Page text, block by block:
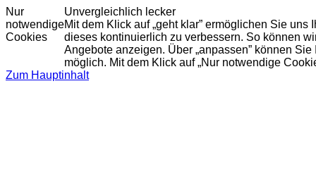
Nur
notwendige
Cookies
Unvergleichlich lecker
Mit dem Klick auf „geht klar” ermöglichen Sie
dieses kontinuierlich zu verbessern. So können
Angebote anzeigen. Über „anpassen” können
möglich. Mit dem Klick auf „Nur notwendige
Zum Hauptinhalt